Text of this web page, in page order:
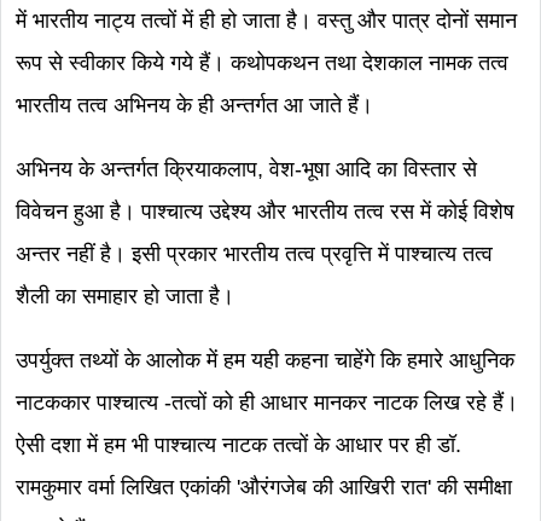
में भारतीय नाट्य तत्वों में ही हो जाता है। वस्तु और पात्र दोनों समान
रूप से स्वीकार किये गये हैं। कथोपकथन तथा देशकाल नामक तत्व
भारतीय तत्व अभिनय के ही अन्तर्गत आ जाते हैं।
अभिनय के अन्तर्गत क्रियाकलाप, वेश-भूषा आदि का विस्तार से
विवेचन हुआ है। पाश्चात्य उद्देश्य और भारतीय तत्व रस में कोई विशेष
अन्तर नहीं है। इसी प्रकार भारतीय तत्व प्रवृत्ति में पाश्चात्य तत्व
शैली का समाहार हो जाता है।
उपर्युक्त तथ्यों के आलोक में हम यही कहना चाहेंगे कि हमारे आधुनिक
नाटककार पाश्चात्य -तत्वों को ही आधार मानकर नाटक लिख रहे हैं।
ऐसी दशा में हम भी पाश्चात्य नाटक तत्वों के आधार पर ही डॉ.
रामकुमार वर्मा लिखित एकांकी 'औरंगजेब की आखिरी रात' की समीक्षा